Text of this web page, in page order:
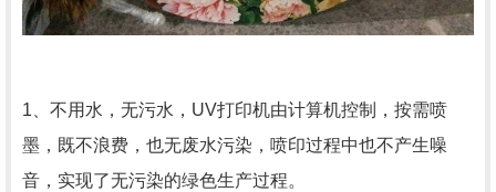
1、不用水，无污水，UV打印机由计算机控制，按需喷
墨，既不浪费，也无废水污染，喷印过程中也不产生噪
音，实现了无污染的绿色生产过程。